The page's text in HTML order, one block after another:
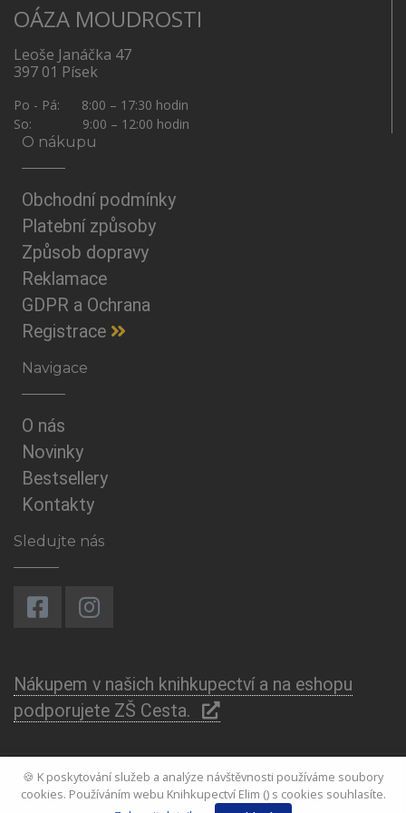
OÁZA MOUDROSTI
Leoše Janáčka 47
397 01 Písek
Po - Pá: 8:00 – 17:30 hodin
So: 9:00 – 12:00 hodin
O nákupu
Obchodní podmínky
Platební způsoby
Způsob dopravy
Reklamace
GDPR a Ochrana
Registrace
Navigace
O nás
Novinky
Bestsellery
Kontakty
Sledujte nás
Nákupem v našich knihkupectví a na eshopu
podporujete ZŠ Cesta.
© Copyright Michal Kašpárek
🍪 K poskytování služeb a analýze návštěvnosti používáme soubory
cookies. Používáním webu Knihkupectví Elim () s cookies souhlasíte.